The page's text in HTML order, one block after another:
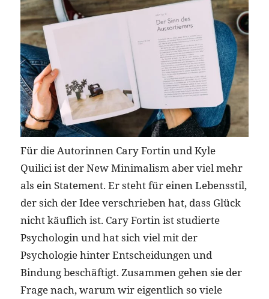
Für die Autorinnen Cary Fortin und Kyle
Quilici ist der New Minimalism aber viel mehr
als ein Statement. Er steht für einen Lebensstil,
der sich der Idee verschrieben hat, dass Glück
nicht käuflich ist. Cary Fortin ist studierte
Psychologin und hat sich viel mit der
Psychologie hinter Entscheidungen und
Bindung beschäftigt. Zusammen gehen sie der
Frage nach, warum wir eigentlich so viele